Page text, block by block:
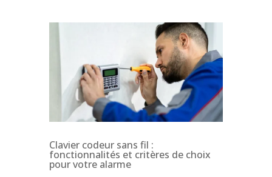
Clavier codeur sans fil :
fonctionnalités et critères de choix
pour votre alarme